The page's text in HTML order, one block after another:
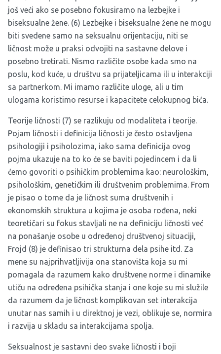
još veći ako se posebno fokusiramo na lezbejke i
biseksualne žene. (6) Lezbejke i biseksualne žene ne mogu
biti svedene samo na seksualnu orijentaciju, niti se
ličnost može u praksi odvojiti na sastavne delove i
posebno tretirati. Nismo različite osobe kada smo na
poslu, kod kuće, u društvu sa prijateljicama ili u interakciji
sa partnerkom. Mi imamo različite uloge, ali u tim
ulogama koristimo resurse i kapacitete celokupnog bića.
Teorije ličnosti (7) se razlikuju od modaliteta i teorije.
Pojam ličnosti i definicija ličnosti je često ostavljena
psihologiji i psiholozima, iako sama definicija ovog
pojma ukazuje na to ko će se baviti pojedincem i da li
ćemo govoriti o psihičkim problemima kao: neurološkim,
psihološkim, genetičkim ili društvenim problemima. From
je pisao o tome da je ličnost suma društvenih i
ekonomskih struktura u kojima je osoba rođena, neki
teoretičari su fokus stavljali ne na definiciju ličnosti već
na ponašanje osobe u određenoj društvenoj situaciji,
Frojd (8) je definisao tri strukturna dela psihe itd. Za
mene su najprihvatljivija ona stanovišta koja su mi
pomagala da razumem kako društvene norme i dinamike
utiču na određena psihička stanja i one koje su mi služile
da razumem da je ličnost komplikovan set interakcija
unutar nas samih i u direktnoj je vezi, oblikuje se, normira
i razvija u skladu sa interakcijama spolja.
Seksualnost je sastavni deo svake ličnosti i boji